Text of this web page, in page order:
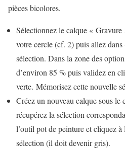
pièces bicolores.
Sélectionnez le calque «
votre cercle (cf. 2) puis allez
sélection. Dans la zone des
d’environ 85 % puis validez en
verte. Mémorisez cette nouvelle
Créez un nouveau calque sous
récupérez la sélection
l’outil pot de peinture et cliquez
sélection (il doit devenir gris).